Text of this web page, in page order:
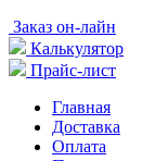
Заказ он-лайн
Калькулятор
Прайс-лист
Главная
Доставка
Оплата